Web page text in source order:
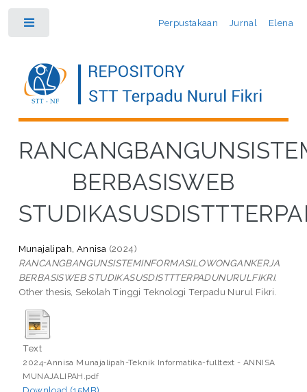
Perpustakaan Jurnal Elena
BERBASISWEB
Munajalipah, Annisa (2024)
RANCANGBANGUNSISTEMINFORMASILOWONGANKERJA
BERBASISWEB STUDIKASUSDISTTTERPADUNURULFIKRI.
Other thesis, Sekolah Tinggi Teknologi Terpadu Nurul Fikri.
Text
2024-Annisa Munajalipah-Teknik Informatika-fulltext - ANNISA
MUNAJALIPAH.pdf